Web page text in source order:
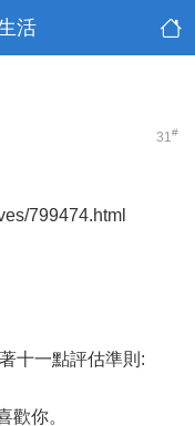
活
31#
799474.html
十一點評估準則:
歡你。